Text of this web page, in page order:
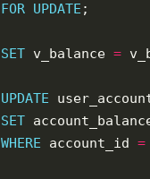
FOR UPDATE
SET v_balance =
UPDATE
SET
WHERE account_id =